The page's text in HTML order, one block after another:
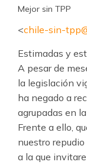
Mejor sin TPP
<chile-sin-
Estimadas y
A pesar de
la legislación
ha negado a
agrupadas en
Frente a ello,
nuestro
a la que